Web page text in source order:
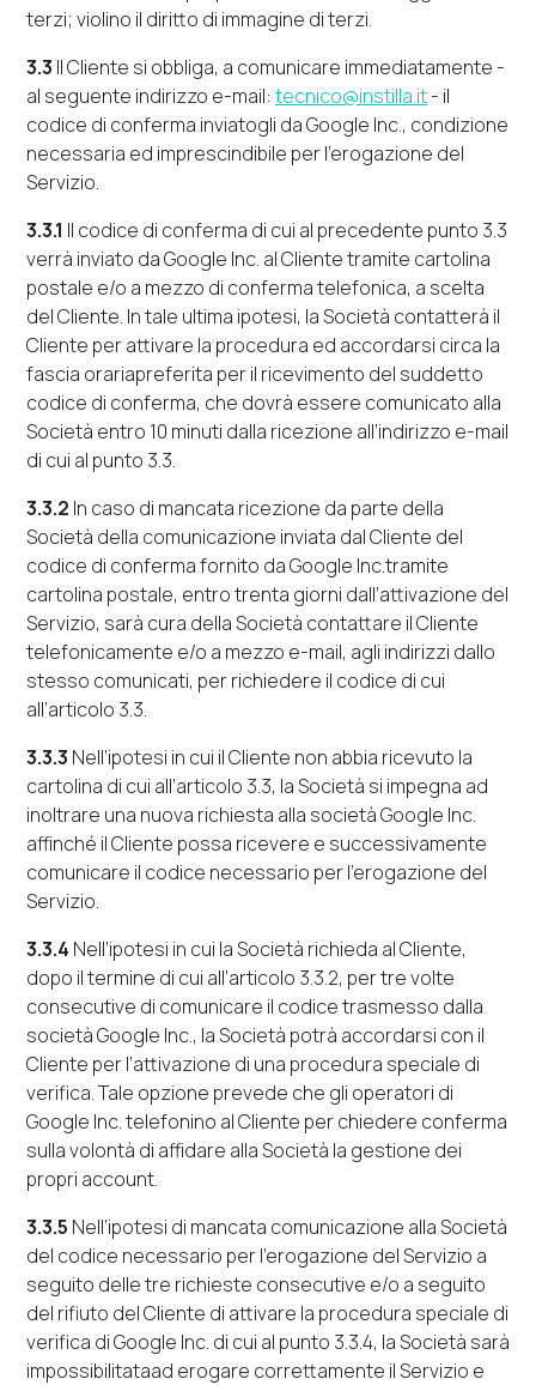
terzi; violino il diritto di immagine di terzi.
3.3 Il Cliente si obbliga, a comunicare immediatamente -
al seguente indirizzo e-mail: tecnico@instilla.it- il
codice di conferma inviatogli daGoogle Inc., condizione
necessaria ed imprescindibile per l’erogazione del
Servizio.
3.3.1 Il codice di conferma di cui al precedente punto 3.3
verrà inviato daGoogle Inc. al Cliente tramite cartolina
postale e/o a mezzo di conferma telefonica, a scelta
del Cliente. In tale ultima ipotesi, la Società contatterà il
Cliente per attivare la procedura ed accordarsi circa la
fascia orariapreferita per il ricevimento del suddetto
codice di conferma, che dovrà essere comunicato alla
Società entro 10 minuti dalla ricezione all’indirizzo e-mail
di cui al punto 3.3.
3.3.2 In caso di mancata ricezione da parte della
Società della comunicazione inviata dal Cliente del
codice di conferma fornito daGoogle Inc.tramite
cartolina postale, entro trenta giorni dall’attivazione del
Servizio, sarà cura della Società contattare il Cliente
telefonicamente e/o a mezzo e-mail, agli indirizzi dallo
stesso comunicati, per richiedere il codice di cui
all’articolo 3.3.
3.3.3 Nell’ipotesi in cui il Cliente non abbia ricevuto la
cartolina di cui all’articolo 3.3, la Società si impegna ad
inoltrare una nuova richiesta alla societàGoogle Inc.
affinché il Cliente possa ricevere e successivamente
comunicare il codice necessario per l’erogazione del
Servizio.
3.3.4 Nell’ipotesi in cui la Società richieda al Cliente,
dopo il termine di cui all’articolo 3.3.2, per tre volte
consecutive di comunicare il codice trasmesso dalla
societàGoogle Inc., la Società potrà accordarsi con il
Cliente per l’attivazione di una procedura speciale di
verifica. Tale opzione prevede che gli operatori di
Google Inc.telefonino al Cliente per chiedere conferma
sulla volontà di affidare alla Società la gestione dei
propri account.
3.3.5 Nell’ipotesi di mancata comunicazione alla Società
del codice necessario per l’erogazione del Servizio a
seguito delle tre richieste consecutive e/o a seguito
del rifiuto del Cliente di attivare la procedura speciale di
verifica diGoogle Inc. di cui al punto 3.3.4, la Società sarà
impossibilitataad erogare correttamente il Servizio e